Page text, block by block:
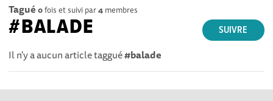
Tagué 0fois et suivi par4 membres
SUIVRE
#BALADE
Il n'y a aucun article taggué#balade